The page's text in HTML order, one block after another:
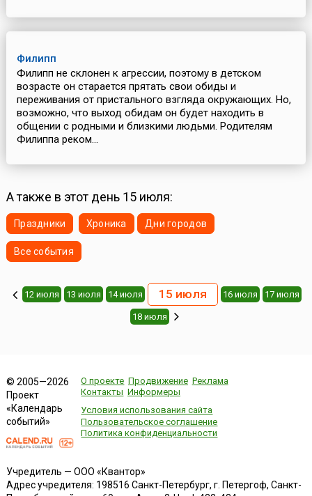
Филипп
Филипп не склонен к агрессии, поэтому в детском
возрасте он старается прятать свои обиды и
переживания от пристального взгляда окружающих. Но,
возможно, что выход обидам он будет находить в
общении с родными и близкими людьми. Родителям
Филиппа реком...
А также в этот день 15 июля:
Праздники Хроника Дни городов
Все события
12 июля 13 июля 14 июля 15 июля 16 июля 17 июля
18 июля
© 2005—2026
Проект
«Календарь
событий»
О проекте Продвижение Реклама
Контакты Информеры
Условия использования сайта
Пользовательское соглашение
Политика конфиденциальности
Учредитель — ООО «Квантор»
Адрес учредителя: 198516 Санкт-Петербург, г. Петергоф, Санкт-